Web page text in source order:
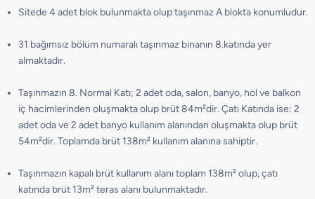
Sitede 4 adet blok bulunmakta olup taşınmaz A blokta konumludur.
31 bağımsız bölüm numaralı taşınmaz binanın 8.katında yer
almaktadır.
Taşınmazın 8. Normal Katı; 2 adet oda, salon, banyo, hol ve balkon
iç hacimlerinden oluşmakta olup brüt 84m²dir. Çatı Katında ise: 2
adet oda ve 2 adet banyo kullanım alanından oluşmakta olup brüt
54m²dir. Toplamda brüt 138m² kullanım alanına sahiptir.
Taşınmazın kapalı brüt kullanım alanı toplam 138m² olup, çatı
katında brüt 13m² teras alanı bulunmaktadır.